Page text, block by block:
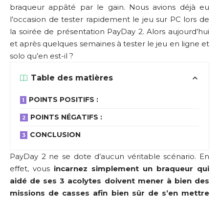
braqueur appâté par le gain. Nous avions déjà eu
l’occasion de tester rapidement le jeu sur PC lors de
la soirée de présentation PayDay 2. Alors aujourd’hui
et après quelques semaines à tester le jeu en ligne et
solo qu’en est-il ?
Table des matières
POINTS POSITIFS :
POINTS NÉGATIFS :
CONCLUSION
PayDay 2 ne se dote d’aucun véritable scénario. En
effet, vous incarnez simplement un braqueur qui
aidé de ses 3 acolytes doivent mener à bien des
missions de casses afin bien sûr de s’en mettre